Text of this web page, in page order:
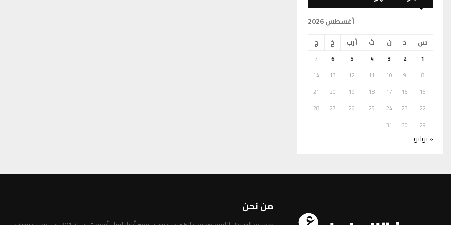
أغسطس 2026
س
د ن ث أرب خ ج
1
2
3
4
5
6
7
8
9
10
11
12
13
14
15
16
17
18
19
20
21
22
23
24
25
26
27
28
29
30
31
« يوليو
من نحن